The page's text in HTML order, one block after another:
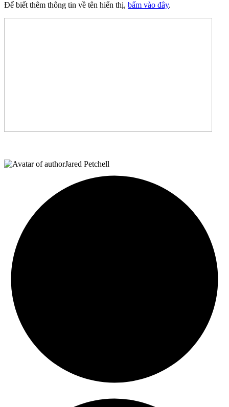
Để biết thêm thông tin về tên hiển thị, bấm vào đây.
Jared Petchell